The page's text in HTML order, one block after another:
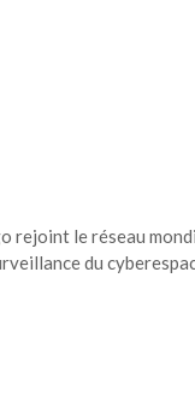
rejoint le réseau
du